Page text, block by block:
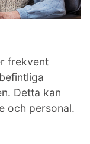
frekvent
Detta kan
och personal.